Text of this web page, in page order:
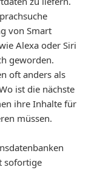
von Smart
Alexa oder Siri
geworden.
oft anders als
ist die nächste
ihre Inhalte für
müssen.
sofortige